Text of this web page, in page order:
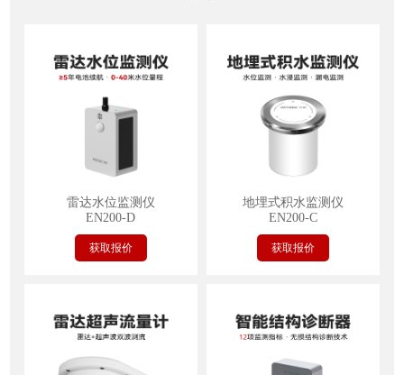
雷达水位监测仪
EN200-D
获取报价
地埋式积水监测仪
EN200-C
获取报价